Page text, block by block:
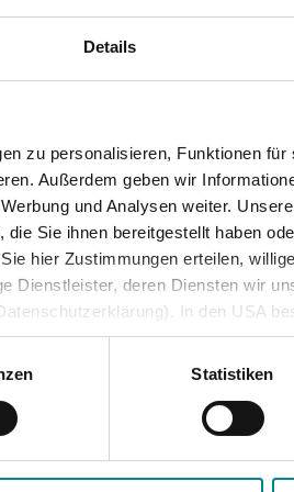
Details
zu personalisieren, Funktionen
Außerdem geben wir
und Analysen weiter.
Sie ihnen bereitgestellt haben
hier Zustimmungen erteilen,
Dienstleister, deren Diensten wir
In den USA
ausreichende Garantien für eine
Stellen auf personenbezogene
Statistiken
Mehr lesen